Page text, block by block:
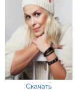
Скачать